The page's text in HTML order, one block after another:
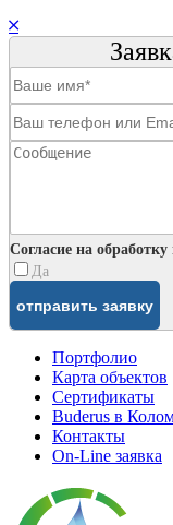
Согласие на
Да
Портфолио
Карта объектов
Сертификаты
Buderus в
Контакты
On-Line заявка